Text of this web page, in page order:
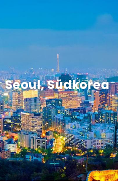
Seoul, Südkorea